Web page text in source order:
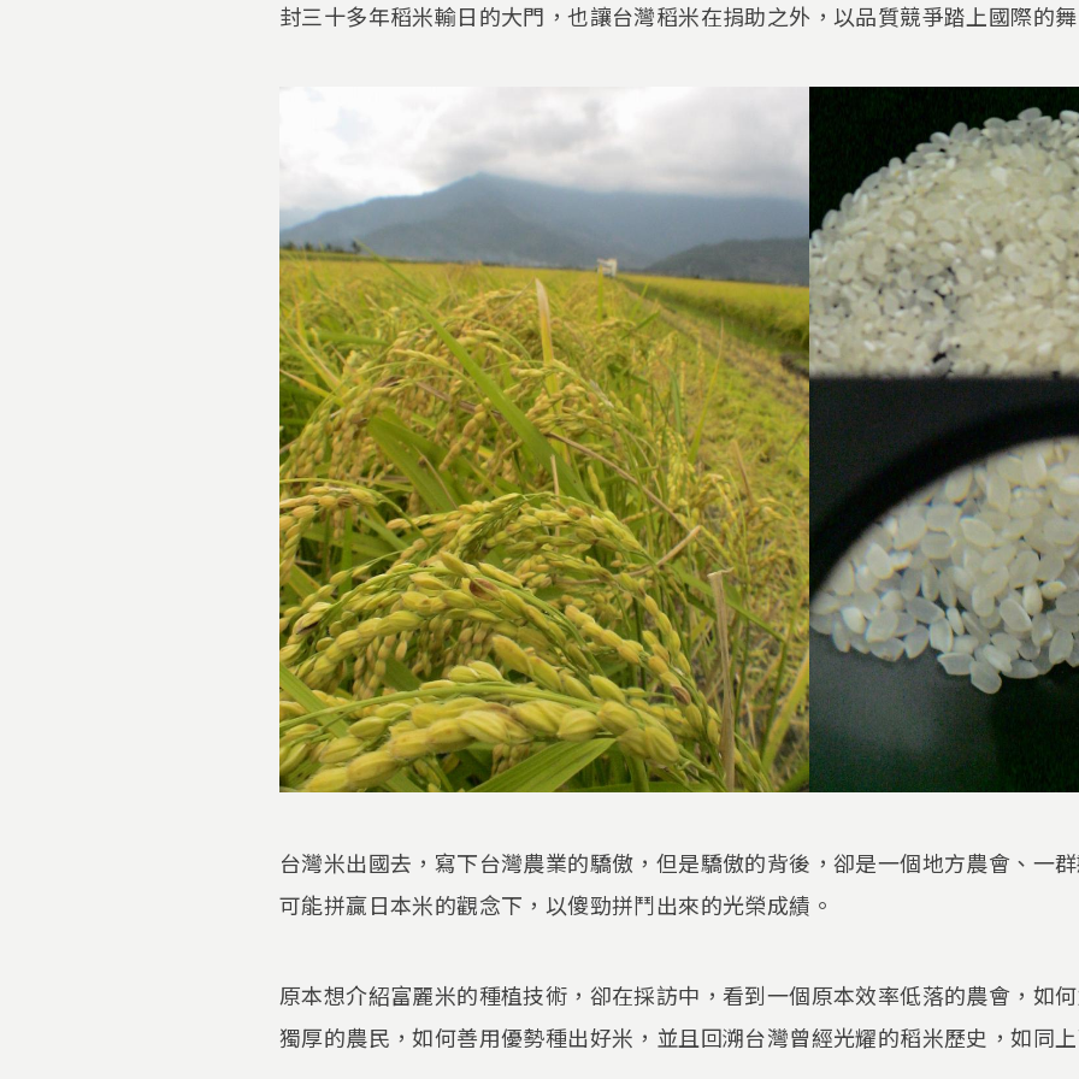
封三十多年稻米輸日的大門，也讓台灣稻米在捐助之外，以品質競爭踏上國際的
台灣米出國去，寫下台灣農業的驕傲，但是驕傲的背後，卻是一個地方農會、一
可能拼贏日本米的觀念下，以傻勁拼鬥出來的光榮成績。
原本想介紹富麗米的種植技術，卻在採訪中，看到一個原本效率低落的農會，如
獨厚的農民，如何善用優勢種出好米，並且回溯台灣曾經光耀的稻米歷史，如同